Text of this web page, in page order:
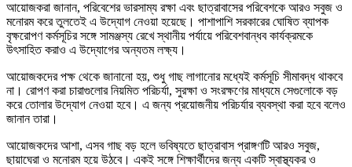
আয়োজকরা জানান, পরিবেশের ভারসাম্য রক্ষা এবং ছাত্রাবাসের পরিবেশকে আরও সবুজ ও
মনোরম করে তুলতেই এ উদ্যোগ নেওয়া হয়েছে। পাশাপাশি সরকারের ঘোষিত ব্যাপক
বৃক্ষরোপণ কর্মসূচির সঙ্গে সামঞ্জস্য রেখে স্থানীয় পর্যায়ে পরিবেশবান্ধব কার্যক্রমকে
উৎসাহিত করাও এ উদ্যোগের অন্যতম লক্ষ্য।
আয়োজকদের পক্ষ থেকে জানানো হয়, শুধু গাছ লাগানোর মধ্যেই কর্মসূচি সীমাবদ্ধ থাকবে
না। রোপণ করা চারাগুলোর নিয়মিত পরিচর্যা, সুরক্ষা ও সংরক্ষণের মাধ্যমে সেগুলোকে বড়
করে তোলার উদ্যোগ নেওয়া হবে। এ জন্য প্রয়োজনীয় পরিচর্যার ব্যবস্থা করা হবে বলেও
জানান তারা।
আয়োজকদের আশা, এসব গাছ বড় হলে ভবিষ্যতে ছাত্রাবাস প্রাঙ্গণটি আরও সবুজ,
ছায়াঘেরা ও মনোরম হয়ে উঠবে। একই সঙ্গে শিক্ষার্থীদের জন্য একটি স্বাস্থ্যকর ও